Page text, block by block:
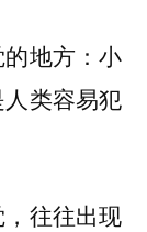
地方：小
人类容易犯
往往出现